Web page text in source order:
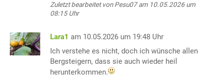
Zuletzt bearbeitet von Pesu07 am 10.05.2026 um
08:15 Uhr
Lara1 am 10.05.2026 um 19:48 Uhr
Ich verstehe es nicht, doch ich wünsche allen
Bergsteigern, dass sie auch wieder heil
herunterkommen.